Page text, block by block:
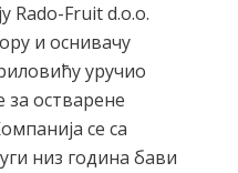
Rado-Fruit d.o.o.
и оснивачу
уручио
остварене
се са
низ година бави